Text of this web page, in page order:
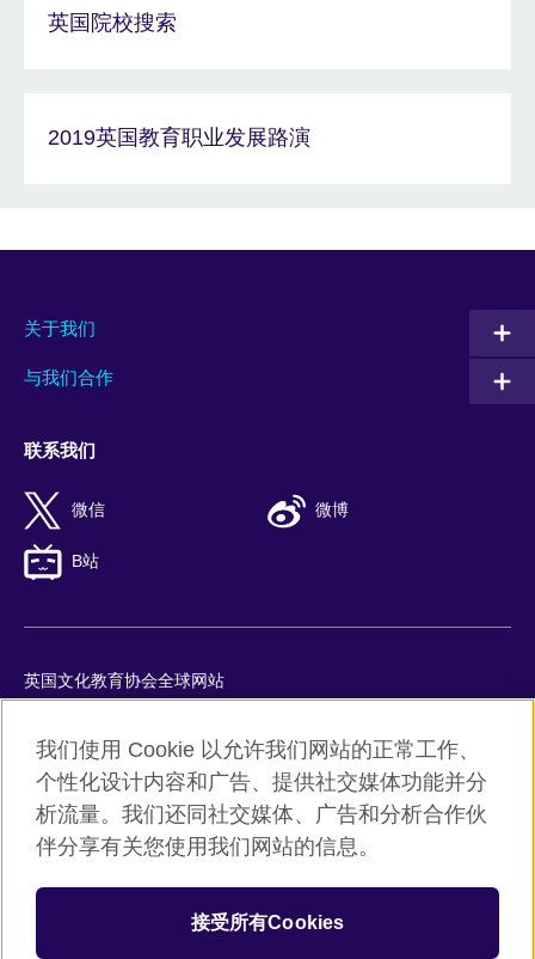
英国院校搜索
2019英国教育职业发展路演
关于我们
与我们合作
联系我们
微信 微博
B站
英国文化教育协会全球网站
Cookie
网站地图
ICP number: 京ICP备10044692号-8
京公网安备11010502045859号
我们使用 Cookie 以允许我们网站的正常工作、
个性化设计内容和广告、提供社交媒体功能并分
析流量。我们还同社交媒体、广告和分析合作伙
伴分享有关您使用我们网站的信息。
接受所有Cookies